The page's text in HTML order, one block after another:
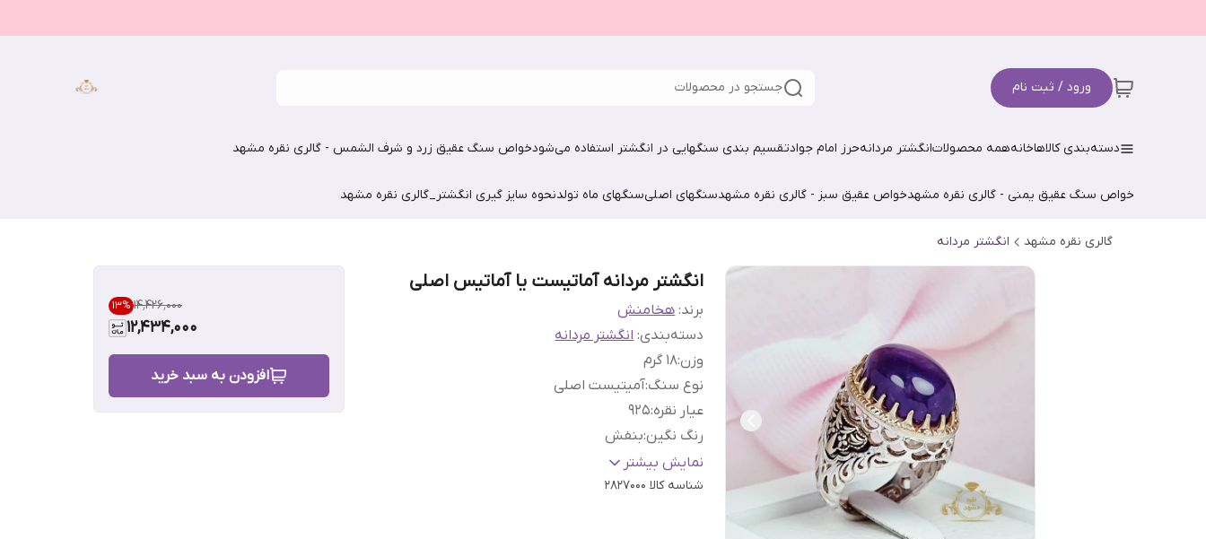
ورود / ثبت نام جستجو در محصولات
دسته‌بندی کالاهاخانههمه محصولاتانگشتر مردانهحرز امام جوادتقسیم بندی سنگهایی در انگشتر استفاده می‌شودخواص سنگ عقیق زرد و شرف الشمس - گالری نقره مشهد
خواص سنگ عقیق یمنی - گالری نقره مشهدخواص عقیق سبز - گالری نقره مشهدسنگهای اصلیسنگهای ماه تولدنحوه سایز گیری انگشتر_گالری نقره مشهد
گالری نقره مشهد انگشتر مردانه
انگشتر مردانه آماتیست یا آماتیس اصلی
برند: هخامنش
دسته‌بندی:انگشتر مردانه
وزن:18 گرم
نوع سنگ:آمیتیست اصلی
عیار نقره:
925
رنگ نگین:بنفش
سایز:دلخواه
نمایش بیشتر
شناسه کالا 2827000
۱۴٬۴۲۶٬۰۰۰ 13%
12,434,000
افزودن به سبد خرید